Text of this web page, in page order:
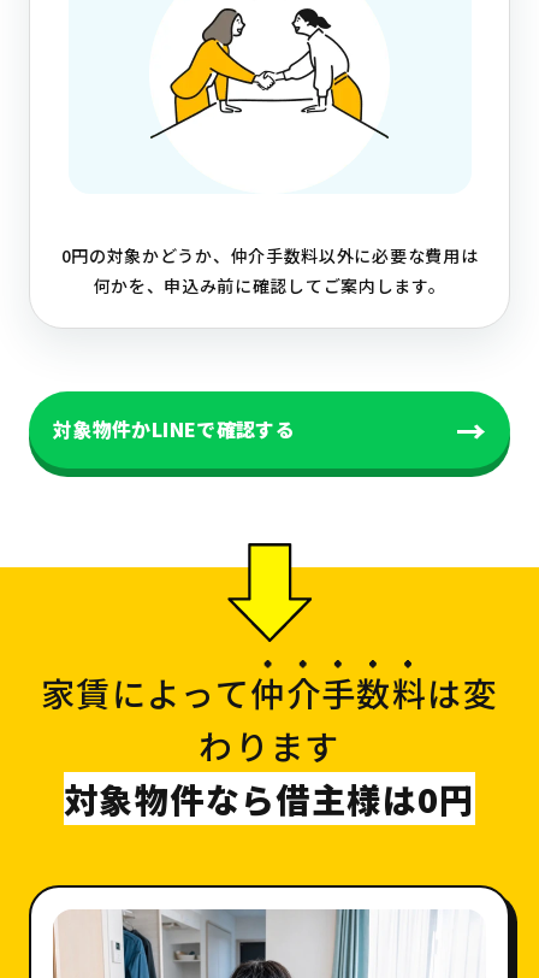
0円の対象かどうか、仲介手数料以外に必要な費用は
何かを、申込み前に確認してご案内します。
対象物件かLINEで確認する →
家賃によって仲介手数料は変
わります
対象物件なら借主様は0円